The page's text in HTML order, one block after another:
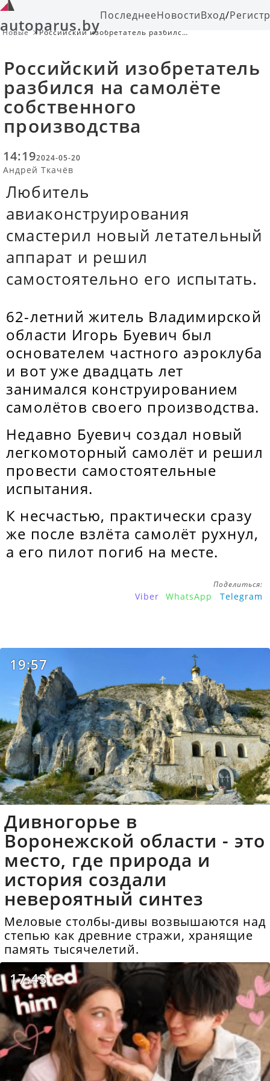
autoparus.byПоследнееНовостиВход/
Новые
Российский изобретатель разбился
Российский изобретатель
разбился на самолёте
собственного
производства
14:192024-05-20
Андрей Ткачёв
Любитель
авиаконструирования
смастерил новый летательный
аппарат и решил
самостоятельно его испытать.
62-летний житель Владимирской
области Игорь Буевич был
основателем частного аэроклуба
и вот уже двадцать лет
занимался конструированием
самолётов своего производства.
Недавно Буевич создал новый
легкомоторный самолёт и решил
провести самостоятельные
испытания.
К несчастью, практически сразу
же после взлёта самолёт рухнул,
а его пилот погиб на месте.
Поделиться:
Viber WhatsApp Telegram
19:57
Дивногорье в
Воронежской области - это
место, где природа и
история создали
невероятный синтез
Меловые столбы-дивы возвышаются над
степью как древние стражи, хранящие
память тысячелетий.
17:43